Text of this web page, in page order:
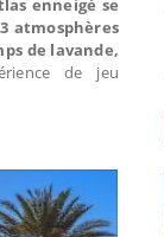
enneigé se
3 atmosphères
de lavande,
de jeu